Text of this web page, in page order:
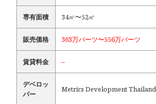
専有面積 34㎡〜52㎡
販売価格 363万バーツ〜556万バーツ
賃貸料金 –
デベロッ
パー
Metrics Development Thailand